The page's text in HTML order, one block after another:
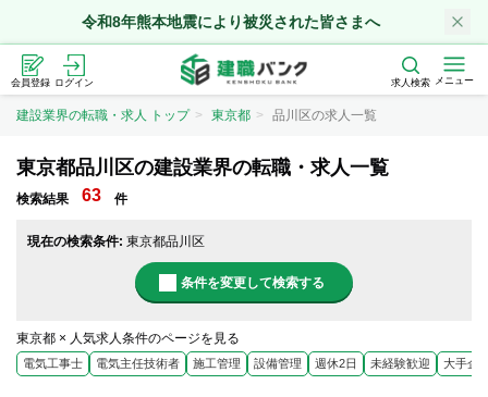
令和8年熊本地震により被災された皆さまへ
会員登録 ログイン 求人検索 メニュー
建設業界の転職・求人 トップ 東京都 品川区の求人一覧
東京都品川区の建設業界の転職・求人一覧
検索結果 63 件
現在の検索条件: 東京都品川区
条件を変更して検索する
東京都 × 人気求人条件のページを見る
電気工事士 電気主任技術者 施工管理 設備管理 週休2日 未経験歓迎 大手企